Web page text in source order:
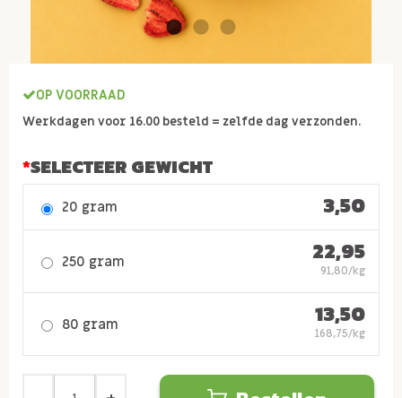
OP VOORRAAD
Werkdagen voor 16.00 besteld = zelfde dag verzonden.
SELECTEER GEWICHT
20 gram 3,50
250 gram 22,95
91,80/kg
80 gram 13,50
168,75/kg